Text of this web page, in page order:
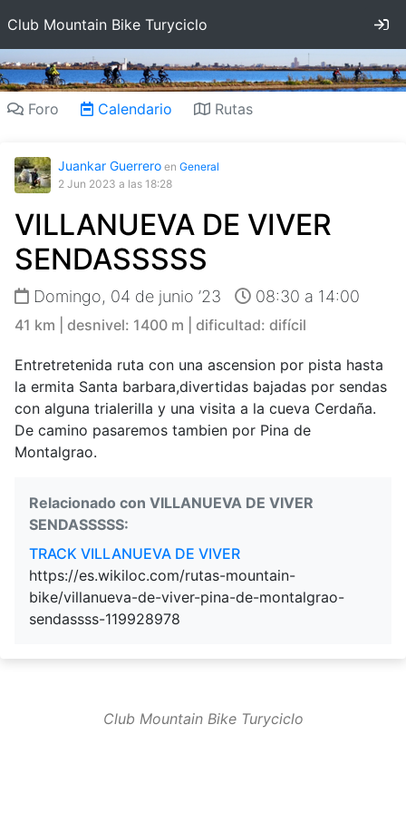
Club Mountain Bike Turyciclo
Foro Calendario Rutas
Juankar Guerrero en General
2 Jun 2023 a las 18:28
VILLANUEVA DE VIVER
SENDASSSSS
Domingo, 04 de junio ’23 08:30 a 14:00
41 km | desnivel: 1400 m | dificultad: difícil
Entretretenida ruta con una ascension por pista hasta
la ermita Santa barbara,divertidas bajadas por sendas
con alguna trialerilla y una visita a la cueva Cerdaña.
De camino pasaremos tambien por Pina de
Montalgrao.
Relacionado con VILLANUEVA DE VIVER
SENDASSSSS:
TRACK VILLANUEVA DE VIVER
https://es.wikiloc.com/rutas-mountain-
bike/villanueva-de-viver-pina-de-montalgrao-
sendassss-119928978
Club Mountain Bike Turyciclo